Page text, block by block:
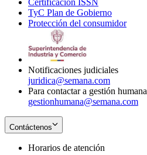
new
window
in
new
TyC Plan de Gobierno
in
Protección del consumidorOpens
Notificaciones judiciales
juridica@semana.com
Para contactar a gestión humana
gestionhumana@semana.com
Contáctenos
Horarios de atención